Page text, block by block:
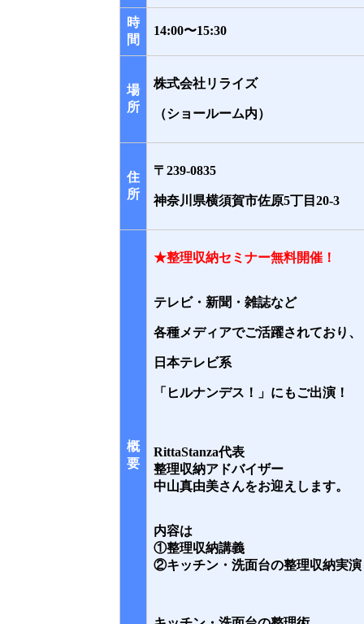
時
間
14:00〜15:30
場
所
株式会社リライズ
（ショールーム内）
住
所
〒239-0835
神奈川県横須賀市佐原5丁目20-3
概
要
★整理収納セミナー無料開催！
テレビ・新聞・雑誌など
各種メディアでご活躍されており、
日本テレビ系
「ヒルナンデス！」にもご出演！
RittaStanza代表
整理収納アドバイザー
中山真由美さんをお迎えします。
内容は
①整理収納講義
②キッチン・洗面台の整理収納実演